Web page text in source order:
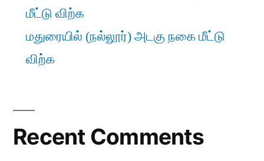
மீட்டு விற்க
மதுரையில் (நல்லூர்) அடகு நகை மீட்டு
விற்க
Recent Comments